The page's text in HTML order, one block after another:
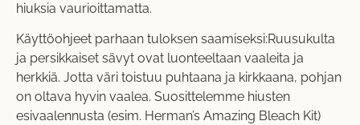
hiuksia vaurioittamatta.
Käyttöohjeet parhaan tuloksen saamiseksi:Ruusukulta
ja persikkaiset sävyt ovat luonteeltaan vaaleita ja
herkkiä. Jotta väri toistuu puhtaana ja kirkkaana, pohjan
on oltava hyvin vaalea. Suosittelemme hiusten
esivaalennusta (esim. Herman’s Amazing Bleach Kit)